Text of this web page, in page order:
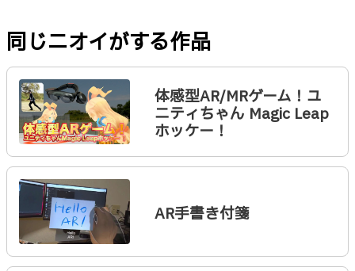
同じニオイがする作品
体感型AR/MRゲーム！ユ
ニティちゃん Magic Leap
ホッケー！
AR手書き付箋